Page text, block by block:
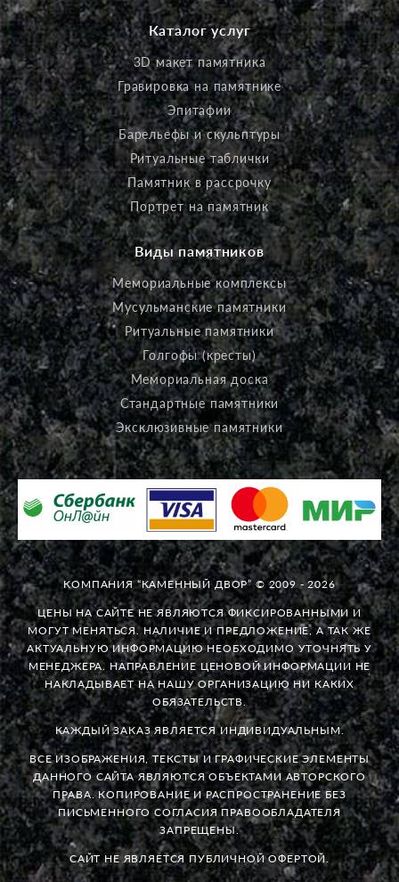
Каталог услуг
3D макет памятника
Гравировка на памятнике
Эпитафии
Барельефы и скульптуры
Ритуальные таблички
Памятник в рассрочку
Портрет на памятник
Виды памятников
Мемориальные комплексы
Мусульманские памятники
Ритуальные памятники
Голгофы (кресты)
Мемориальная доска
Стандартные памятники
Эксклюзивные памятники
КОМПАНИЯ “КАМЕННЫЙ ДВОР” © 2009 - 2026
ЦЕНЫ НА САЙТЕ НЕ ЯВЛЯЮТСЯ ФИКСИРОВАННЫМИ И
МОГУТ МЕНЯТЬСЯ. НАЛИЧИЕ И ПРЕДЛОЖЕНИЕ, А ТАК ЖЕ
АКТУАЛЬНУЮ ИНФОРМАЦИЮ НЕОБХОДИМО УТОЧНЯТЬ У
МЕНЕДЖЕРА. НАПРАВЛЕНИЕ ЦЕНОВОЙ ИНФОРМАЦИИ НЕ
НАКЛАДЫВАЕТ НА НАШУ ОРГАНИЗАЦИЮ НИ КАКИХ
ОБЯЗАТЕЛЬСТВ.
КАЖДЫЙ ЗАКАЗ ЯВЛЯЕТСЯ ИНДИВИДУАЛЬНЫМ.
ВСЕ ИЗОБРАЖЕНИЯ, ТЕКСТЫ И ГРАФИЧЕСКИЕ ЭЛЕМЕНТЫ
ДАННОГО САЙТА ЯВЛЯЮТСЯ ОБЪЕКТАМИ АВТОРСКОГО
ПРАВА. КОПИРОВАНИЕ И РАСПРОСТРАНЕНИЕ БЕЗ
ПИСЬМЕННОГО СОГЛАСИЯ ПРАВООБЛАДАТЕЛЯ
ЗАПРЕЩЕНЫ.
САЙТ НЕ ЯВЛЯЕТСЯ ПУБЛИЧНОЙ ОФЕРТОЙ.